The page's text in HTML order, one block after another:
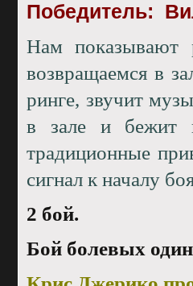
Победитель:
Нам показывают
возвращаемся в
ринге, звучит
в зале и бежит
традиционные
сигнал к началу
2 бой.
Бой болевых один